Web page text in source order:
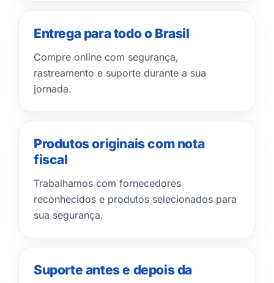
Entrega para todo o Brasil
Compre online com segurança,
rastreamento e suporte durante a sua
jornada.
Produtos originais com nota
fiscal
Trabalhamos com fornecedores
reconhecidos e produtos selecionados para
sua segurança.
Suporte antes e depois da